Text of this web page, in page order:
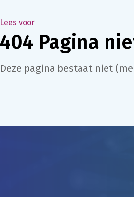
Lees voor
404 Pagina
Deze pagina bestaat niet